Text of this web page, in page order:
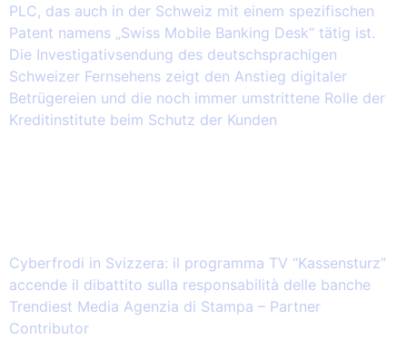
PLC, das auch in der Schweiz mit einem spezifischen
Patent namens „Swiss Mobile Banking Desk“ tätig ist.
Die Investigativsendung des deutschsprachigen
Schweizer Fernsehens zeigt den Anstieg digitaler
Betrügereien und die noch immer umstrittene Rolle der
Kreditinstitute beim Schutz der Kunden
Cyberfrodi in Svizzera: il programma TV “Kassensturz”
accende il dibattito sulla responsabilità delle banche
Trendiest Media Agenzia di Stampa – Partner
Contributor